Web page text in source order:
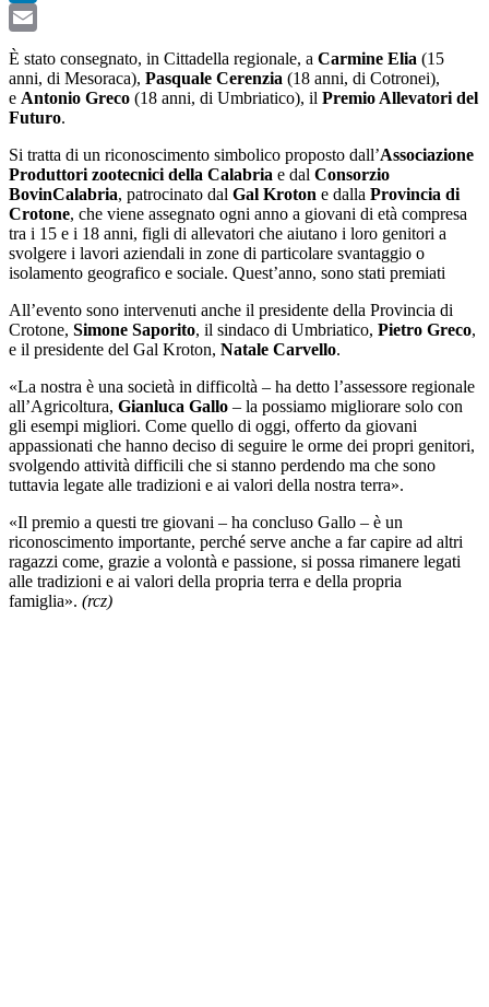
LinkedIn
Email
È stato consegnato, in Cittadella regionale, a Carmine Elia (15
anni, di Mesoraca), Pasquale Cerenzia (18 anni, di Cotronei),
e Antonio Greco (18 anni, di Umbriatico), il Premio Allevatori del
Futuro.
Si tratta di un riconoscimento simbolico proposto dall’Associazione
Produttori zootecnici della Calabria e dal Consorzio
BovinCalabria, patrocinato dal Gal Kroton e dalla Provincia di
Crotone, che viene assegnato ogni anno a giovani di età compresa
tra i 15 e i 18 anni, figli di allevatori che aiutano i loro genitori a
svolgere i lavori aziendali in zone di particolare svantaggio o
isolamento geografico e sociale. Quest’anno, sono stati premiati
All’evento sono intervenuti anche il presidente della Provincia di
Crotone, Simone Saporito, il sindaco di Umbriatico, Pietro Greco,
e il presidente del Gal Kroton, Natale Carvello.
«La nostra è una società in difficoltà – ha detto l’assessore regionale
all’Agricoltura, Gianluca Gallo – la possiamo migliorare solo con
gli esempi migliori. Come quello di oggi, offerto da giovani
appassionati che hanno deciso di seguire le orme dei propri genitori,
svolgendo attività difficili che si stanno perdendo ma che sono
tuttavia legate alle tradizioni e ai valori della nostra terra».
«Il premio a questi tre giovani – ha concluso Gallo – è un
riconoscimento importante, perché serve anche a far capire ad altri
ragazzi come, grazie a volontà e passione, si possa rimanere legati
alle tradizioni e ai valori della propria terra e della propria
famiglia». (rcz)